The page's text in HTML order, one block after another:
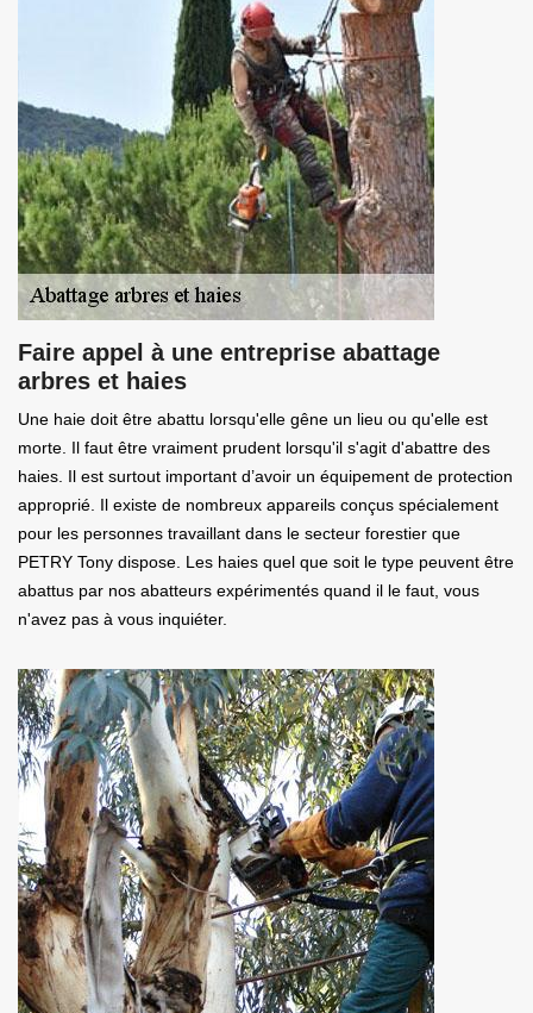
Faire appel à une entreprise abattage
arbres et haies
Une haie doit être abattu lorsqu'elle gêne un lieu ou qu'elle est
morte. Il faut être vraiment prudent lorsqu'il s'agit d'abattre des
haies. Il est surtout important d’avoir un équipement de protection
approprié. Il existe de nombreux appareils conçus spécialement
pour les personnes travaillant dans le secteur forestier que
PETRY Tony dispose. Les haies quel que soit le type peuvent être
abattus par nos abatteurs expérimentés quand il le faut, vous
n'avez pas à vous inquiéter.